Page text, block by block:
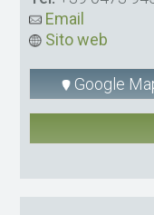
Email
Sito web
Google